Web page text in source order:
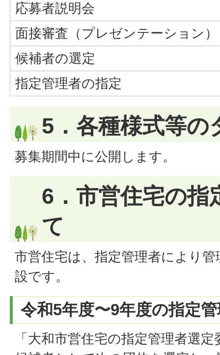
応募者説明会
面接審査（プレゼンテーション）
候補者の選定
指定管理者の指定
5．各種様式等の
募集期間中に公開します。
6．市営住宅の指
て
市営住宅は、指定管理者により
設です。
令和5年度〜9年度の指定
「大和市営住宅の指定管理者選